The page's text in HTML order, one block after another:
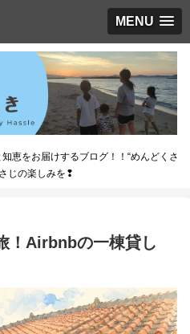
MENU
恵をお届けするブログ！！“めんどくさ
じの楽しみを❢
！Airbnbの一棟貸し